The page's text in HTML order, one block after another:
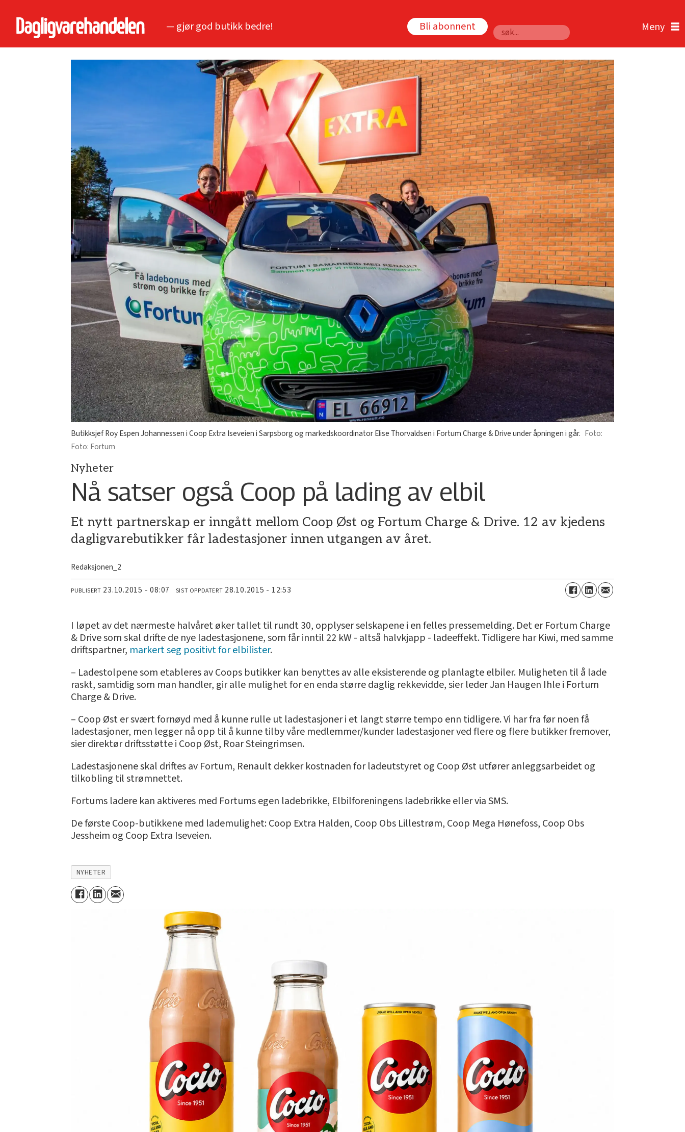
— gjør god butikk bedre! Bli abonnent
Søk
Butikksjef Roy Espen Johannessen i Coop Extra Iseveien i Sarpsborg og markedskoordinator Elise Thorvaldsen i Fortum Charge & Drive under åpningen i går.
Foto: Fortum
Nyheter
Nå satser også Coop på lading av elbil
Et nytt partnerskap er inngått mellom Coop Øst og Fortum Charge & Drive. 12 av kjedens
dagligvarebutikker får ladestasjoner innen utgangen av året.
Redaksjonen_2
PUBLISERT 23.10.2015 - 08:07 SIST OPPDATERT 28.10.2015 - 12:53
I løpet av det nærmeste halvåret øker tallet til rundt 30, opplyser selskapene i en felles pressemelding. Det er Fortum Charge
& Drive som skal drifte de nye ladestasjonene, som får inntil 22 kW - altså halvkjapp - ladeeffekt. Tidligere har Kiwi, med samme
driftspartner, markert seg positivt for elbilister.
– Ladestolpene som etableres av Coops butikker kan benyttes av alle eksisterende og planlagte elbiler. Muligheten til å lade
raskt, samtidig som man handler, gir alle mulighet for en enda større daglig rekkevidde, sier leder Jan Haugen Ihle i Fortum
Charge & Drive.
– Coop Øst er svært fornøyd med å kunne rulle ut ladestasjoner i et langt større tempo enn tidligere. Vi har fra før noen få
ladestasjoner, men legger nå opp til å kunne tilby våre medlemmer/kunder ladestasjoner ved flere og flere butikker fremover,
sier direktør driftsstøtte i Coop Øst, Roar Steingrimsen.
Ladestasjonene skal driftes av Fortum, Renault dekker kostnaden for ladeutstyret og Coop Øst utfører anleggsarbeidet og
tilkobling til strømnettet.
Fortums ladere kan aktiveres med Fortums egen ladebrikke, Elbilforeningens ladebrikke eller via SMS.
De første Coop-butikkene med lademulighet: Coop Extra Halden, Coop Obs Lillestrøm, Coop Mega Hønefoss, Coop Obs
Jessheim og Coop Extra Iseveien.
NYHETER